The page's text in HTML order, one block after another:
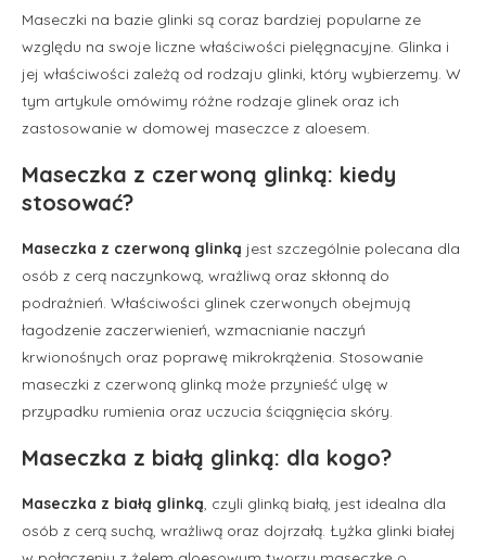
Maseczki na bazie glinki są coraz bardziej popularne ze
względu na swoje liczne właściwości pielęgnacyjne. Glinka i
jej właściwości zależą od rodzaju glinki, który wybierzemy. W
tym artykule omówimy różne rodzaje glinek oraz ich
zastosowanie w domowej maseczce z aloesem.
Maseczka z czerwoną glinką: kiedy
stosować?
Maseczka z czerwoną glinką jest szczególnie polecana dla
osób z cerą naczynkową, wrażliwą oraz skłonną do
podrażnień. Właściwości glinek czerwonych obejmują
łagodzenie zaczerwienień, wzmacnianie naczyń
krwionośnych oraz poprawę mikrokrążenia. Stosowanie
maseczki z czerwoną glinką może przynieść ulgę w
przypadku rumienia oraz uczucia ściągnięcia skóry.
Maseczka z białą glinką: dla kogo?
Maseczka z białą glinką, czyli glinką białą, jest idealna dla
osób z cerą suchą, wrażliwą oraz dojrzałą. Łyżka glinki białej